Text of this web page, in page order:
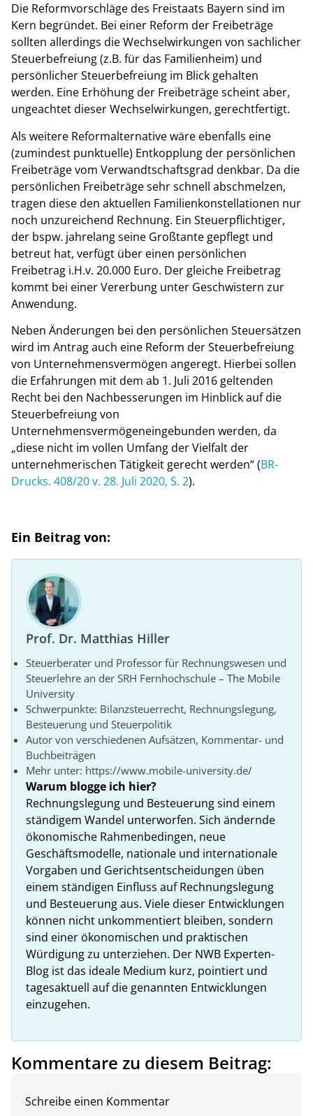
Die Reformvorschläge des Freistaats Bayern sind im
Kern begründet. Bei einer Reform der Freibeträge
sollten allerdings die Wechselwirkungen von sachlicher
Steuerbefreiung (z.B. für das Familienheim) und
persönlicher Steuerbefreiung im Blick gehalten
werden. Eine Erhöhung der Freibeträge scheint aber,
ungeachtet dieser Wechselwirkungen, gerechtfertigt.
Als weitere Reformalternative wäre ebenfalls eine
(zumindest punktuelle) Entkopplung der persönlichen
Freibeträge vom Verwandtschaftsgrad denkbar. Da die
persönlichen Freibeträge sehr schnell abschmelzen,
tragen diese den aktuellen Familienkonstellationen nur
noch unzureichend Rechnung. Ein Steuerpflichtiger,
der bspw. jahrelang seine Großtante gepflegt und
betreut hat, verfügt über einen persönlichen
Freibetrag i.H.v. 20.000 Euro. Der gleiche Freibetrag
kommt bei einer Vererbung unter Geschwistern zur
Anwendung.
Neben Änderungen bei den persönlichen Steuersätzen
wird im Antrag auch eine Reform der Steuerbefreiung
von Unternehmensvermögen angeregt. Hierbei sollen
die Erfahrungen mit dem ab 1. Juli 2016 geltenden
Recht bei den Nachbesserungen im Hinblick auf die
Steuerbefreiung von
Unternehmensvermögeneingebunden werden, da
„diese nicht im vollen Umfang der Vielfalt der
unternehmerischen Tätigkeit gerecht werden“ (BR-
Drucks. 408/20 v. 28. Juli 2020, S. 2).
Ein Beitrag von:
Prof. Dr. Matthias Hiller
Steuerberater und Professor für Rechnungswesen und
Steuerlehre an der SRH Fernhochschule – The Mobile
University
Schwerpunkte: Bilanzsteuerrecht, Rechnungslegung,
Besteuerung und Steuerpolitik
Autor von verschiedenen Aufsätzen, Kommentar- und
Buchbeiträgen
Mehr unter: https://www.mobile-university.de/
Warum blogge ich hier?
Rechnungslegung und Besteuerung sind einem
ständigem Wandel unterworfen. Sich ändernde
ökonomische Rahmenbedingen, neue
Geschäftsmodelle, nationale und internationale
Vorgaben und Gerichtsentscheidungen üben
einem ständigen Einfluss auf Rechnungslegung
und Besteuerung aus. Viele dieser Entwicklungen
können nicht unkommentiert bleiben, sondern
sind einer ökonomischen und praktischen
Würdigung zu unterziehen. Der NWB Experten-
Blog ist das ideale Medium kurz, pointiert und
tagesaktuell auf die genannten Entwicklungen
einzugehen.
Kommentare zu diesem Beitrag:
Schreibe einen Kommentar